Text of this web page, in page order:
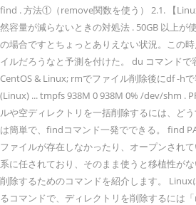
find . 方法①（remove関数を使う） 2.1. 【
然容量が減らないときの対処法 . 50GB 以上が
の場合ですとちょっとありえない状況。この
イルだろうなと予測を付けた。 du コマンド
CentOS & Linux; rmでファイル削除後にdf -h
(Linux) ... tmpfs 938M 0 938M 0% /dev/shm .
ルや空ディレクトリを一括削除するには、ど
は簡単で、findコマンド一発でできる。 find
ファイルが存在しなかったり、オープンされ
系に任されており、そのまま使うと移植性が
削除するためのコマンドを紹介します。
るコマンドで、ディレクトリを削除するには